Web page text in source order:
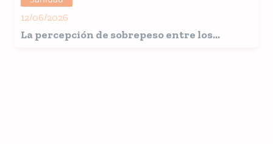
salud
12/06/2026
La percepción de sobrepeso entre los